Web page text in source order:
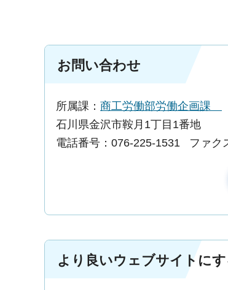
お問い合わせ
所属課： 商工労働部労働企画課
石川県金沢市鞍月1丁目1番地
電話番号：076-225-1531
ファク
より良いウェブサイトに